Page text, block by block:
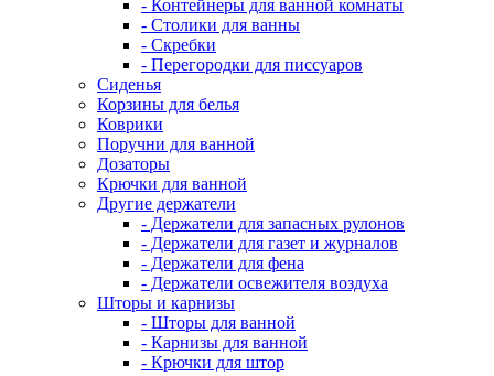
- Контейнеры для ванной комнаты
- Столики для ванны
- Скребки
- Перегородки для писсуаров
Сиденья
Корзины для белья
Коврики
Поручни для ванной
Дозаторы
Крючки для ванной
Другие держатели
- Держатели для запасных рулонов
- Держатели для газет и журналов
- Держатели для фена
- Держатели освежителя воздуха
Шторы и карнизы
- Шторы для ванной
- Карнизы для ванной
- Крючки для штор